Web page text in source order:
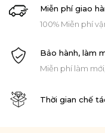
Miễn phí giao
100% Miễn phí
Bảo hành, làm
Miễn phí làm
Thời gian chế